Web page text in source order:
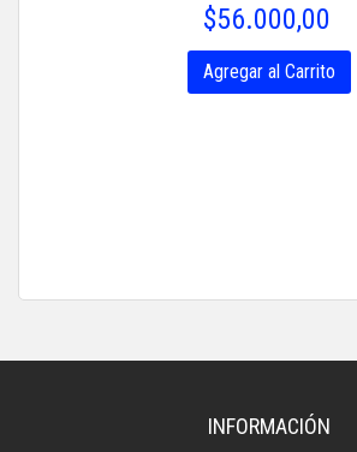
$56.000,00
Agregar al Carrito
INFORMACIÓN